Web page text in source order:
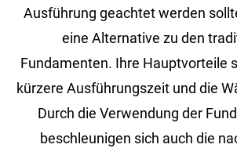
Ausführung geachtet werden
eine Alternative zu den
Fundamenten. Ihre Hauptvorteile
kürzere Ausführungszeit und die
Durch die Verwendung der
beschleunigen sich auch die